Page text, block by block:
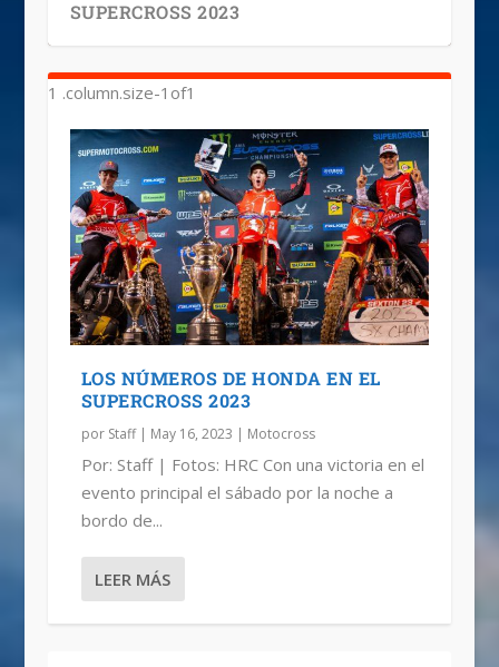
SUPERCROSS 2023
LOS NÚMEROS DE HONDA EN EL
SUPERCROSS 2023
por Staff| May 16, 2023 | Motocross
Por: Staff | Fotos: HRC Con una victoria en el
evento principal el sábado por la noche a
bordo de...
LEER MÁS